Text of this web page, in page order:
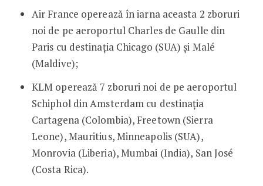
Air France operează în iarna aceasta 2 zboruri
noi de pe aeroportul Charles de Gaulle din
Paris cu destinația Chicago (SUA) și Malé
(Maldive);
KLM operează 7 zboruri noi de pe aeroportul
Schiphol din Amsterdam cu destinația
Cartagena (Colombia), Freetown (Sierra
Leone), Mauritius, Minneapolis (SUA),
Monrovia (Liberia), Mumbai (India), San José
(Costa Rica).